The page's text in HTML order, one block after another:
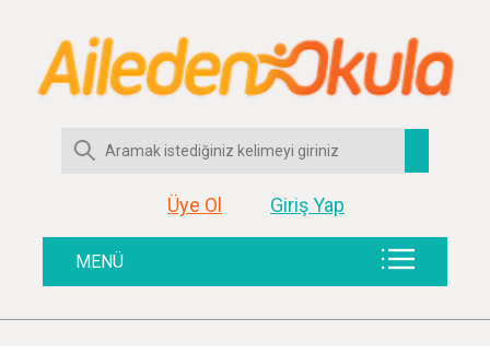
Üye Ol Giriş Yap
MENÜ